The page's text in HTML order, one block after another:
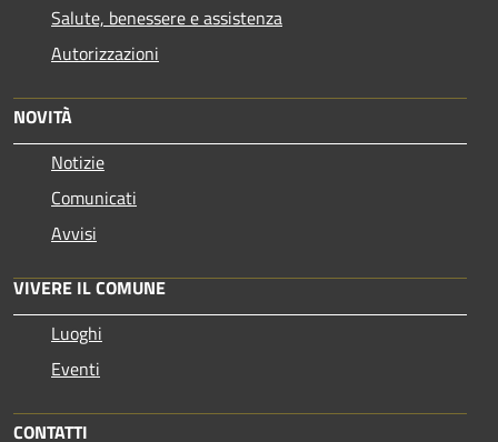
Salute, benessere e assistenza
Autorizzazioni
NOVITÀ
Notizie
Comunicati
Avvisi
VIVERE IL COMUNE
Luoghi
Eventi
CONTATTI